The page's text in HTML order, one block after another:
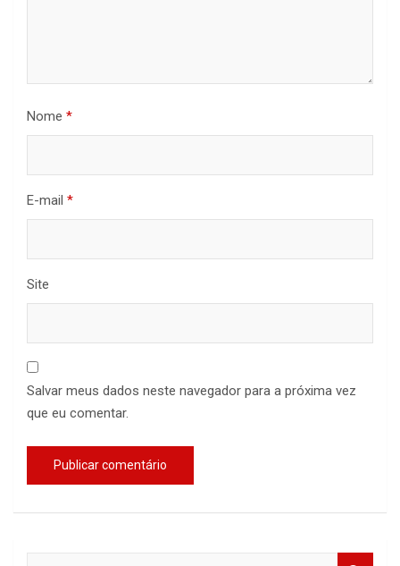
Nome *
E-mail *
Site
Salvar meus dados neste navegador para a próxima vez
que eu comentar.